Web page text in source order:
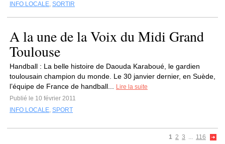
INFO LOCALE, SORTIR
A la une de la Voix du Midi Grand
Toulouse
Handball : La belle histoire de Daouda Karaboué, le gardien
toulousain champion du monde. Le 30 janvier dernier, en Suède,
l’équipe de France de handball...
Lire la suite
Publié le 10 février 2011
INFO LOCALE, SPORT
1 2 3 ... 116